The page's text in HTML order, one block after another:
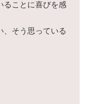
ることに喜びを感
、そう思っている